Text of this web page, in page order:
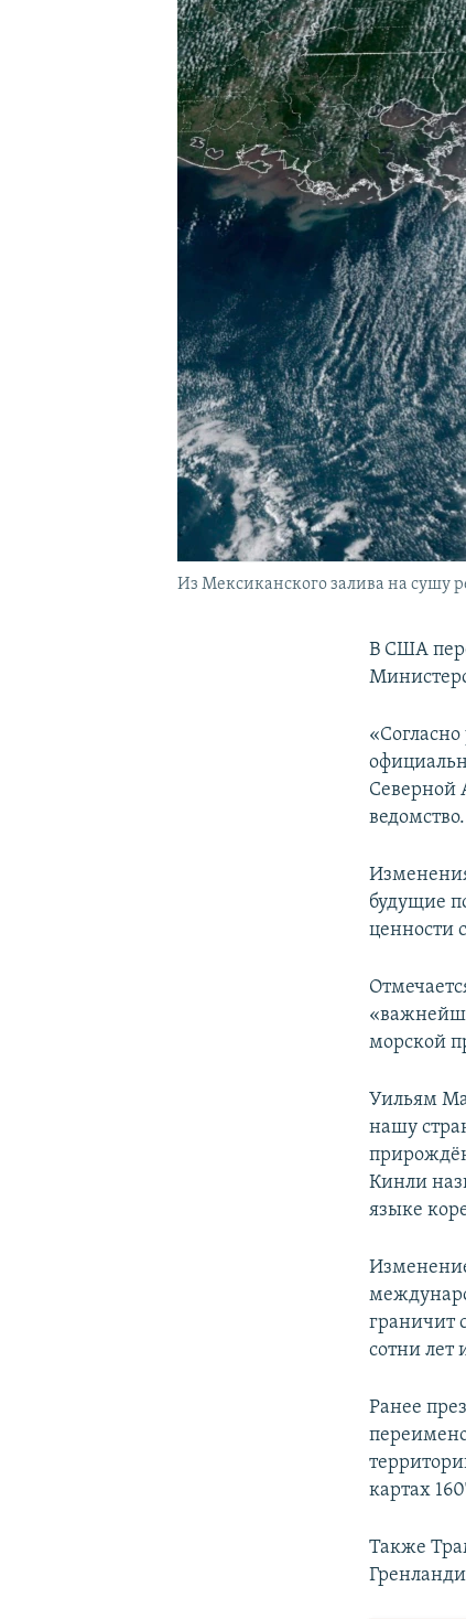
Из Мексиканского залива на сушу
В США
Северной
ведомство.
будущие
ценности
морской
Уильям
нашу
Кинли
языке
граничит
сотни лет
Ранее
картах
Также